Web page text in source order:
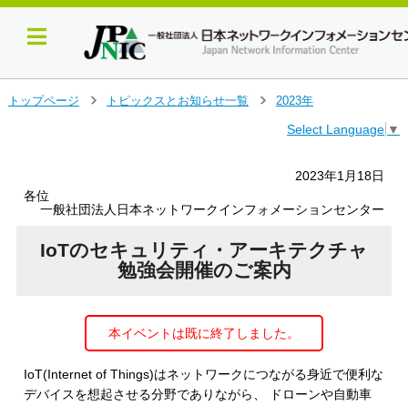
トップページ
トピックスとお知らせ一覧
2023年
Select Language ▼
2023年1月18日
各位
一般社団法人日本ネットワークインフォメーションセンター
IoTのセキュリティ・アーキテクチャ
勉強会開催のご案内
本イベントは既に終了しました。
IoT(Internet of Things)はネットワークにつながる身近で便利な
デバイスを想起させる分野でありながら、 ドローンや自動車